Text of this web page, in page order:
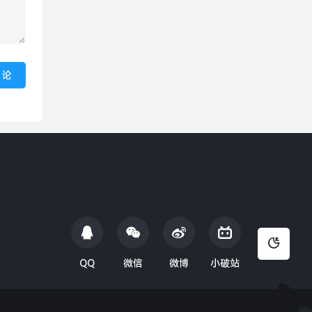
QQ 微信 微博 小破站